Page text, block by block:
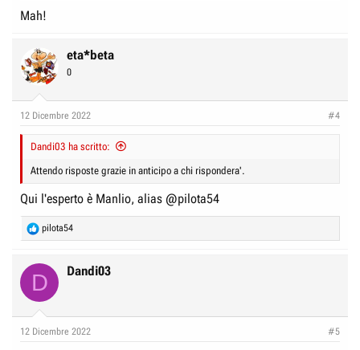
Mah!
eta*beta
0
12 Dicembre 2022 #4
Dandi03 ha scritto:
Attendo risposte grazie in anticipo a chi rispondera'.
Qui l'esperto è Manlio, alias @pilota54
R
e
s
pilota54
D Dandi03
12 Dicembre 2022 #5